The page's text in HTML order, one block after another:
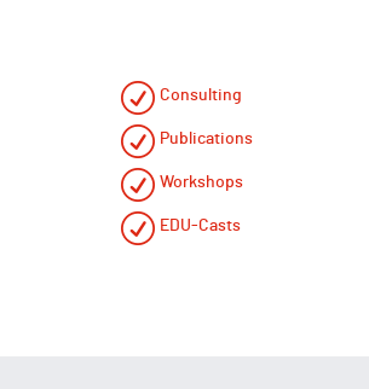
Consulting
Publications
Workshops
EDU-Casts